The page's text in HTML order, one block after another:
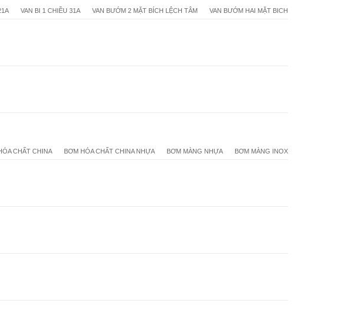
VAN BI 1 CHIỀU 31A VAN BƯỚM 2 MẶT BÍCH LỆCH TÂM VAN BƯỚM HAI MẶT BICH
CHẤT CHINA BƠM HÓA CHẤT CHINA NHỰA BƠM MÀNG NHỰA BƠM MÀNG INOX